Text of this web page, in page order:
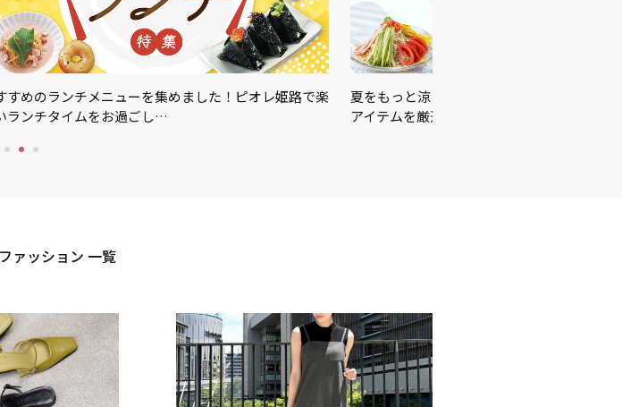
すめのランチメニューを集めました！ピオレ姫路で楽
ランチタイムをお過ごし…
夏をもっと涼しく、もっと快適に！暑さ対
アイテムを厳選しました♪＼…
ァッション 一覧